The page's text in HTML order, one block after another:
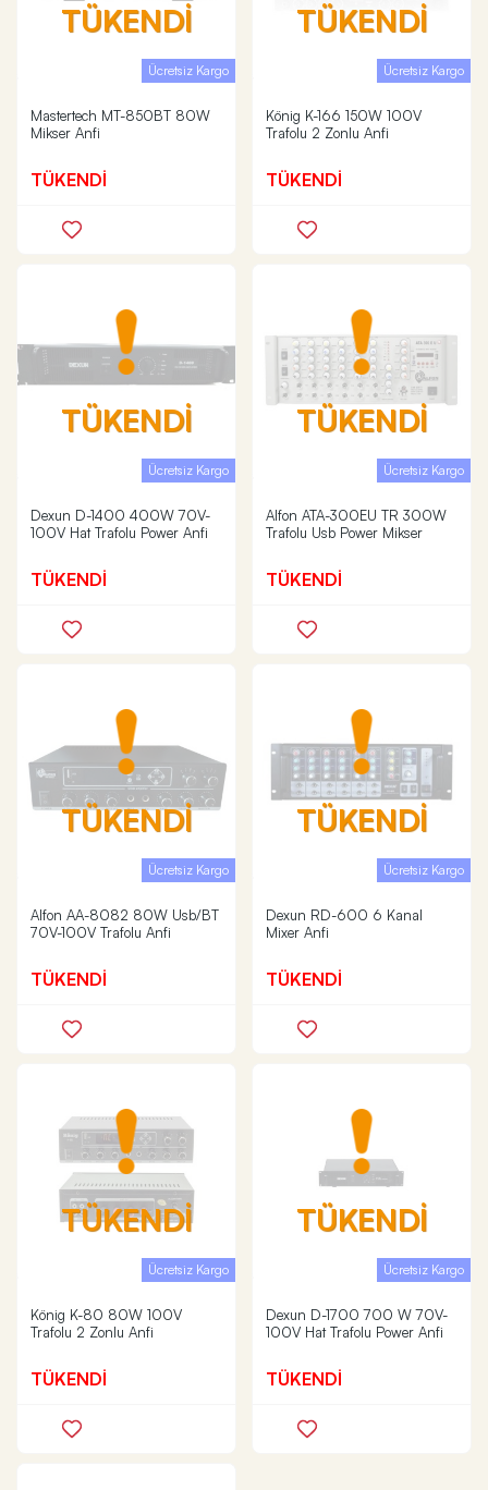
TÜKENDİ
Ücretsiz Kargo
Mastertech MT-850BT 80W
Mikser Anfi
TÜKENDİ
TÜKENDİ
Ücretsiz Kargo
König K-166 150W 100V
Trafolu 2 Zonlu Anfi
TÜKENDİ
TÜKENDİ
Ücretsiz Kargo
Dexun D-1400 400W 70V-
100V Hat Trafolu Power Anfi
TÜKENDİ
TÜKENDİ
Ücretsiz Kargo
Alfon ATA-300EU TR 300W
Trafolu Usb Power Mikser
TÜKENDİ
TÜKENDİ
Ücretsiz Kargo
Alfon AA-8082 80W Usb/BT
70V-100V Trafolu Anfi
TÜKENDİ
TÜKENDİ
Ücretsiz Kargo
Dexun RD-600 6 Kanal
Mixer Anfi
TÜKENDİ
TÜKENDİ
Ücretsiz Kargo
König K-80 80W 100V
Trafolu 2 Zonlu Anfi
TÜKENDİ
TÜKENDİ
Ücretsiz Kargo
Dexun D-1700 700 W 70V-
100V Hat Trafolu Power Anfi
TÜKENDİ